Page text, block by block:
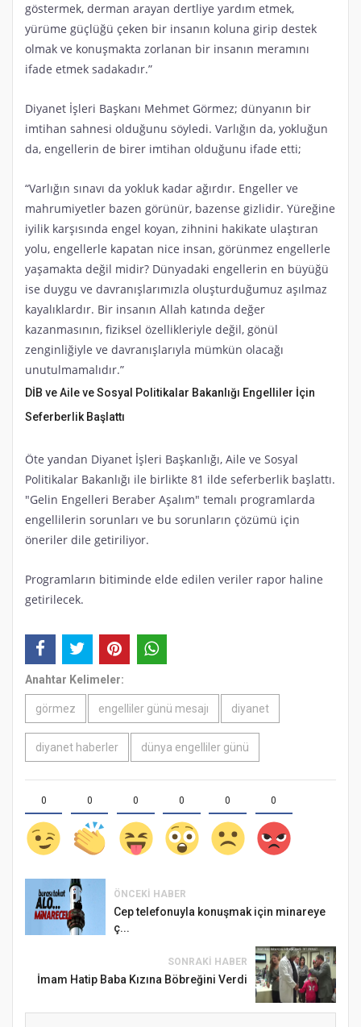
göstermek, derman arayan dertliye yardım etmek,
yürüme güçlüğü çeken bir insanın koluna girip destek
olmak ve konuşmakta zorlanan bir insanın meramını
ifade etmek sadakadır.”
Diyanet İşleri Başkanı Mehmet Görmez; dünyanın bir
imtihan sahnesi olduğunu söyledi. Varlığın da, yokluğun
da, engellerin de birer imtihan olduğunu ifade etti;
“Varlığın sınavı da yokluk kadar ağırdır. Engeller ve
mahrumiyetler bazen görünür, bazense gizlidir. Yüreğine
iyilik karşısında engel koyan, zihnini hakikate ulaştıran
yolu, engellerle kapatan nice insan, görünmez engellerle
yaşamakta değil midir? Dünyadaki engellerin en büyüğü
ise duygu ve davranışlarımızla oluşturduğumuz aşılmaz
kayalıklardır. Bir insanın Allah katında değer
kazanmasının, fiziksel özellikleriyle değil, gönül
zenginliğiyle ve davranışlarıyla mümkün olacağı
unutulmamalıdır.”
DİB ve Aile ve Sosyal Politikalar Bakanlığı Engelliler İçin
Seferberlik Başlattı
Öte yandan Diyanet İşleri Başkanlığı, Aile ve Sosyal
Politikalar Bakanlığı ile birlikte 81 ilde seferberlik başlattı.
"Gelin Engelleri Beraber Aşalım" temalı programlarda
engellilerin sorunları ve bu sorunların çözümü için
öneriler dile getiriliyor.
Programların bitiminde elde edilen veriler rapor haline
getirilecek.
Anahtar Kelimeler:
görmez engelliler günü mesajı diyanet
diyanet haberler dünya engelliler günü
0 0 0 0 0 0
ÖNCEKI HABER
Cep telefonuyla konuşmak için minareye
ç...
SONRAKI HABER
İmam Hatip Baba Kızına Böbreğini Verdi